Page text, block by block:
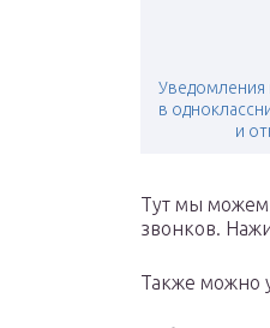
Уведомления
в
и
Тут мы можем
звонков.
Также можно